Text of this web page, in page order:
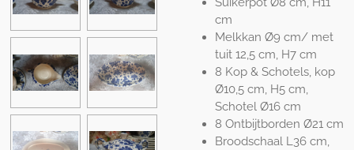
cm
Melkkan Ø9 cm/ met
tuit 12,5 cm, H7 cm
8 Kop & Schotels, kop
Ø10,5 cm, H5 cm,
Schotel Ø16 cm
8 Ontbijtborden Ø21 cm
Broodschaal L36 cm,